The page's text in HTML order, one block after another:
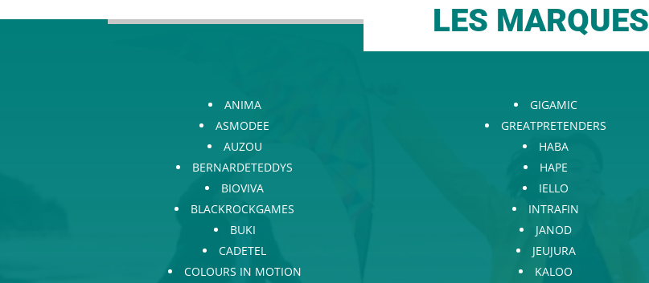
LES MARQUES
ANIMA
ASMODEE
AUZOU
BERNARDETEDDYS
BIOVIVA
BLACKROCKGAMES
BUKI
CADETEL
COLOURS IN MOTION
GIGAMIC
GREATPRETENDERS
HABA
HAPE
IELLO
INTRAFIN
JANOD
JEUJURA
KALOO